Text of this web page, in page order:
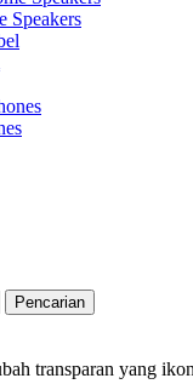
Speakers
Pencarian
transparan yang